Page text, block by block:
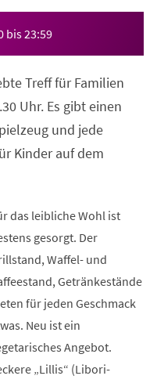
bis23:59
Treff für Familien
Uhr. Es gibt einen
und jede
Kinder auf dem
das leibliche Wohl ist
gesorgt. Der
Waffel- und
Getränkestände
für jeden Geschmack
Neu ist ein
Angebot.
„Lillis“ (Libori-